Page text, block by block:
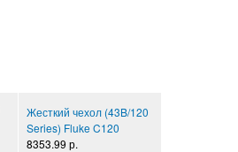
Жесткий чехол (43B/120
Series) Fluke C120
8353.99 р.